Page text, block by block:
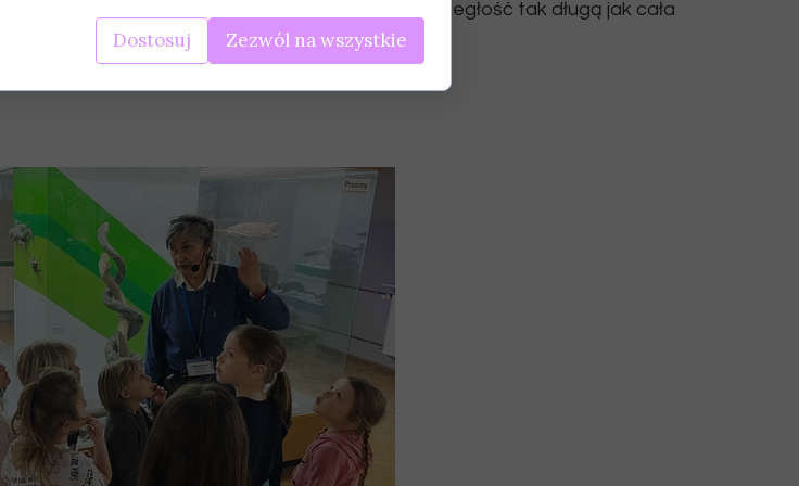
porozumiewa się ze wsoim dzieckiem na odległość tak długą jak cała
Dostosuj Zezwól na wszystkie